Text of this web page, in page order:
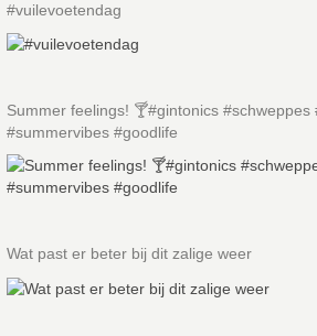
#vuilevoetendag
Summer feelings! 🍸#gintonics
#summervibes #goodlife
Wat past er beter bij dit zalige weer